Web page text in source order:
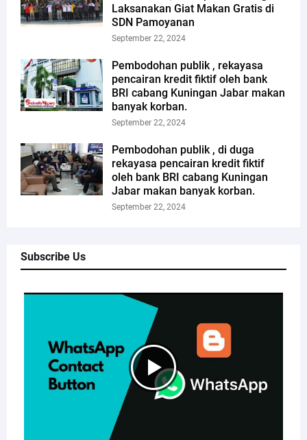
Laksanakan Giat Makan Gratis di
SDN Pamoyanan
September 22, 2024
Pembodohan publik , rekayasa
pencairan kredit fiktif oleh bank
BRI cabang Kuningan Jabar makan
banyak korban.
September 22, 2024
Pembodohan publik , di duga
rekayasa pencairan kredit fiktif
oleh bank BRI cabang Kuningan
Jabar makan banyak korban.
September 22, 2024
Subscribe Us